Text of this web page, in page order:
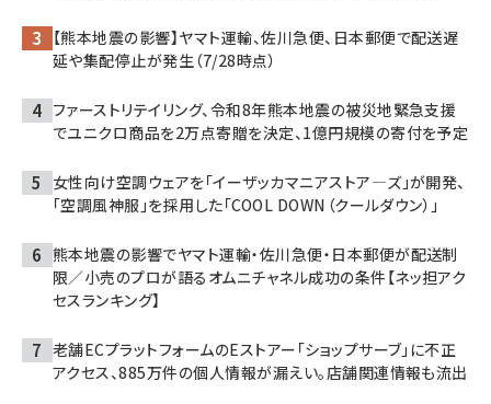
【熊本地震の影響】ヤマト運輸、佐川急便、日本郵便で配送遅
延や集配停止が発生（7/28時点）
ファーストリテイリング、令和8年熊本地震の被災地緊急支援
でユニクロ商品を2万点寄贈を決定、1億円規模の寄付を予定
女性向け空調ウェアを「イーザッカマニアストア―ズ」が開発、
「空調風神服」を採用した「COOL DOWN（クールダウン）」
熊本地震の影響でヤマト運輸・佐川急便・日本郵便が配送制
限／小売のプロが語るオムニチャネル成功の条件【ネッ担アク
セスランキング】
老舗ECプラットフォームのEストアー「ショップサーブ」に不正
アクセス、885万件の個人情報が漏えい。店舗関連情報も流出